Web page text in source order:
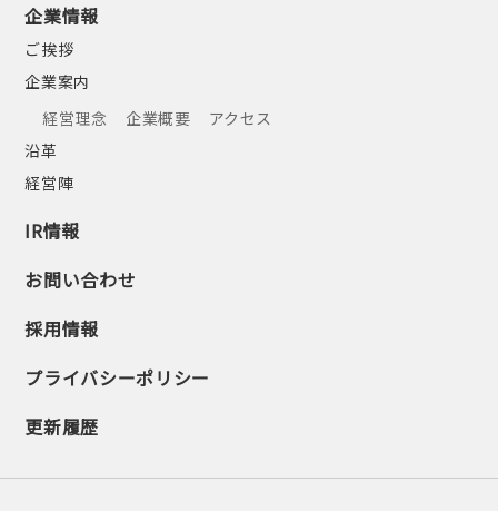
企業情報
ご挨拶
企業案内
経営理念
企業概要
アクセス
沿革
経営陣
IR情報
お問い合わせ
採用情報
プライバシーポリシー
更新履歴